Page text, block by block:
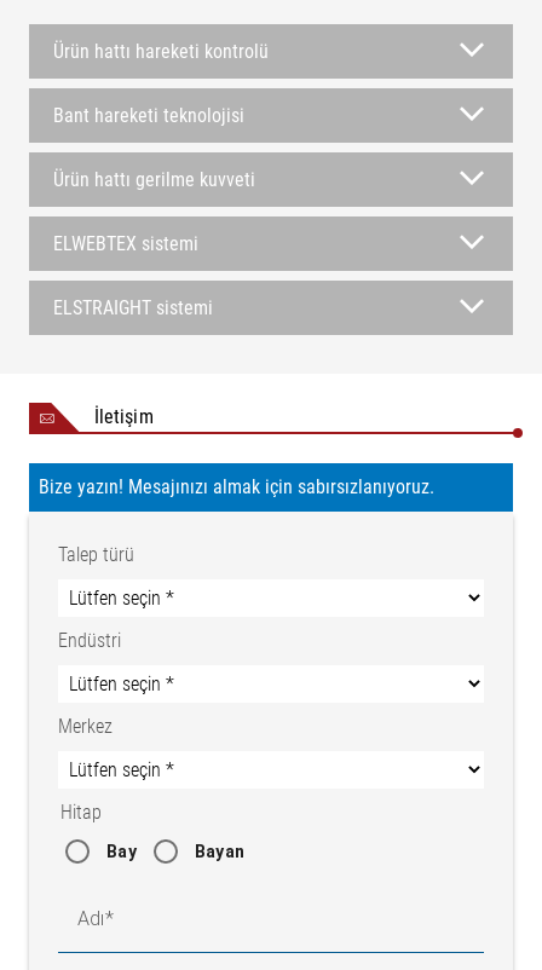
Ürün hattı hareketi kontrolü
Bant hareketi teknolojisi
Ürün hattı gerilme kuvveti
ELWEBTEX sistemi
ELSTRAIGHT sistemi
İletişim
Bize yazın! Mesajınızı almak için sabırsızlanıyoruz.
Talep türü
Endüstri
Merkez
Hitap
Bay Bayan
Adı